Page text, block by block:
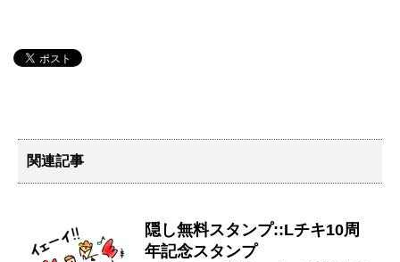
関連記事
隠し無料スタンプ::Lチキ10周
年記念スタンプ